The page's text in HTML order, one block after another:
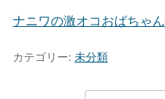
ナニワの激オコおばちゃん
カテゴリー: 未分類